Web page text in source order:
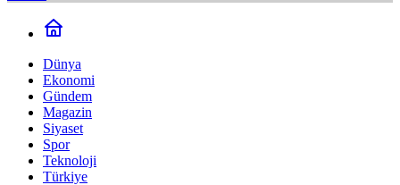
Dünya
Ekonomi
Gündem
Magazin
Siyaset
Spor
Teknoloji
Türkiye